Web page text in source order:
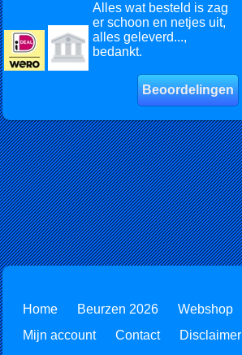
Alles wat besteld is zag
er schoon en netjes uit,
alles geleverd...,
bedankt.
Beoordelingen
Home Beurzen 2026 Webshop
Mijn account
Contact Disclaimer